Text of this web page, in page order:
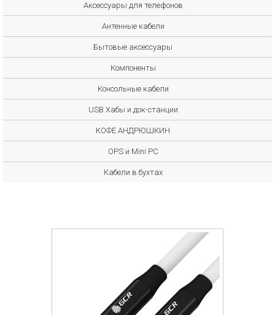
Аксессуары для телефонов
Антенные кабели
Бытовые аксессуары
Компоненты
Консольные кабели
USB Хабы и док-станции
КОФЕ АНДРЮШКИН
OPS и Mini PC
Кабели в бухтах